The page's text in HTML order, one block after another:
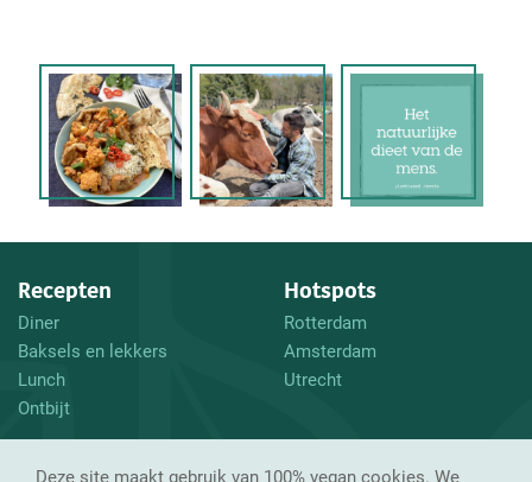
Deze site maakt gebruik van 100% vegan cookies. We
Recepten
Diner
Baksels en lekkers
Lunch
Ontbijt
Hotspots
Rotterdam
Amsterdam
Utrecht
En verder Volg mij